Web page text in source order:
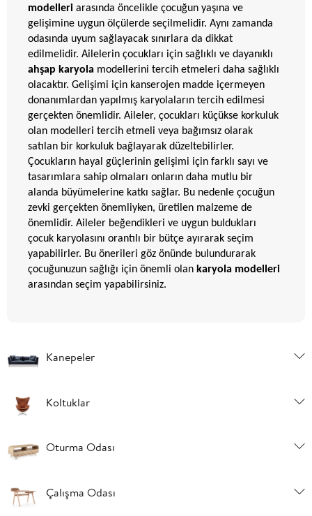
modelleri arasında öncelikle çocuğun yaşına ve
gelişimine uygun ölçülerde seçilmelidir. Aynı zamanda
odasında uyum sağlayacak sınırlara da dikkat
edilmelidir. Ailelerin çocukları için sağlıklı ve dayanıklı
ahşap karyola modellerini tercih etmeleri daha sağlıklı
olacaktır. Gelişimi için kanserojen madde içermeyen
donanımlardan yapılmış karyolaların tercih edilmesi
gerçekten önemlidir. Aileler, çocukları küçükse korkuluk
olan modelleri tercih etmeli veya bağımsız olarak
satılan bir korkuluk bağlayarak düzeltebilirler.
Çocukların hayal güçlerinin gelişimi için farklı sayı ve
tasarımlara sahip olmaları onların daha mutlu bir
alanda büyümelerine katkı sağlar. Bu nedenle çocuğun
zevki gerçekten önemliyken, üretilen malzeme de
önemlidir. Aileler beğendikleri ve uygun buldukları
çocuk karyolasını orantılı bir bütçe ayırarak seçim
yapabilirler. Bu önerileri göz önünde bulundurarak
çocuğunuzun sağlığı için önemli olan karyola modelleri
arasından seçim yapabilirsiniz.
Kanepeler
Koltuklar
Oturma Odası
Çalışma Odası